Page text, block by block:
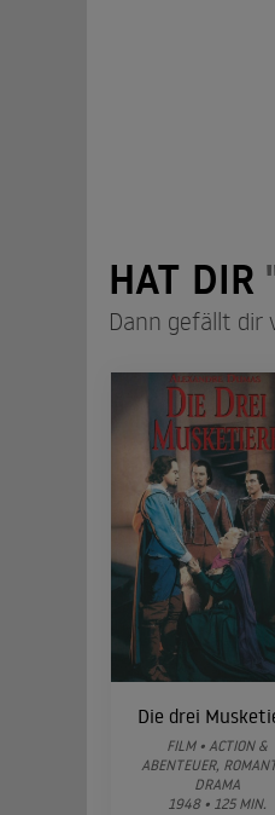
HAT DIR
Dann gefällt dir
Die drei
FILM • ACTION &
ABENTEUER,
DRAMA
1948 • 125 MIN.